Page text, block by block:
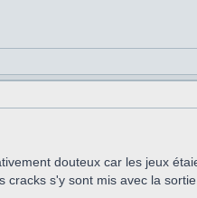
douteux car les jeux
s'y sont mis avec la